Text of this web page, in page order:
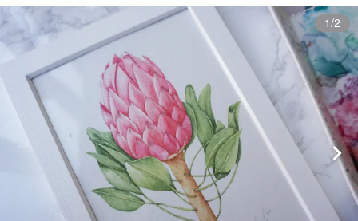
1/2